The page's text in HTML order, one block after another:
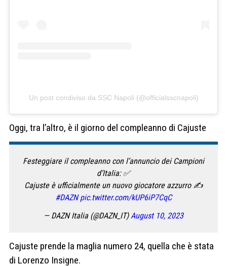
Un post condiviso da SSC Napoli (@officialsscnapoli)
Oggi, tra l’altro, è il giorno del compleanno di Cajuste
Festeggiare il compleanno con l’annuncio dei Campioni
d’Italia: ✅
Cajuste è ufficialmente un nuovo giocatore azzurro ✍️
#DAZN pic.twitter.com/kUP6iP7CqC
— DAZN Italia (@DAZN_IT) August 10, 2023
Cajuste prende la maglia numero 24, quella che è stata
di Lorenzo Insigne.